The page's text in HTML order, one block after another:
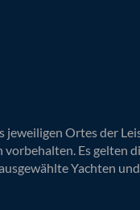
Ortes der
Es gelten
Yachten